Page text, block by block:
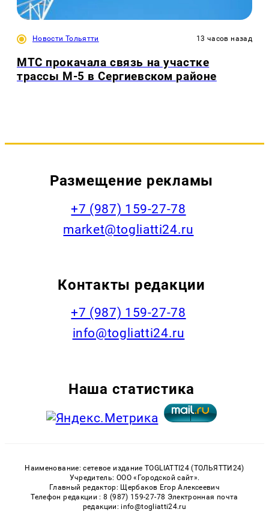
Новости Тольятти 13 часов назад
МТС прокачала связь на участке
трассы М-5 в Сергиевском районе
Размещение рекламы
+7 (987) 159-27-78
market@togliatti24.ru
Контакты редакции
+7 (987) 159-27-78
info@togliatti24.ru
Наша статистика
Наименование: сетевое издание TOGLIATTI24 (ТОЛЬЯТТИ24)
Учредитель: ООО «Городской сайт».
Главный редактор: Щербаков Егор Алексеевич
Телефон редакции : 8 (987) 159-27-78 Электронная почта
редакции: info@togliatti24.ru